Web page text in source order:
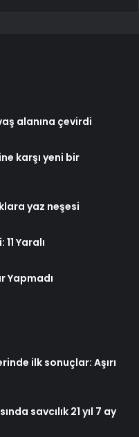
alanına çevirdi
karşı yeni bir
yaz neşesi
Yaralı
Yapmadı
ilk sonuçlar: Aşırı
savcılık 21 yıl 7 ay